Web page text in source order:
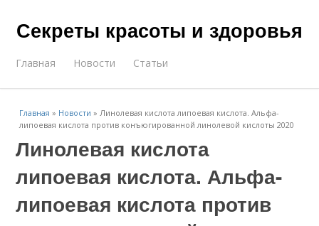
Секреты красоты и здоровья
Главная Новости Статьи
Главная » Новости »Линолевая кислота липоевая кислота. Альфа-
липоевая кислота против конъюгированной линолевой кислоты 2020
Линолевая кислота
липоевая кислота. Альфа-
липоевая кислота против